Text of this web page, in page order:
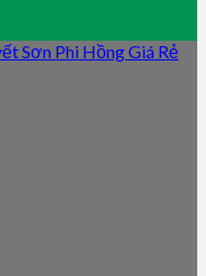
Sơn Phi Hồng Giá Rẻ